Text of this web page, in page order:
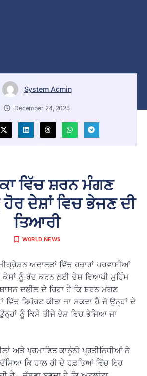
System Admin
December 24, 2025
ਵਿੱਚ ਸ਼ਰਨ ਮੰਗਣ
ਦੇਸ਼ਾਂ ਵਿਚ ਭੇਜਣ ਦੀ
ਤਿਆਰੀ
WORLD NEWS
ਅਦਾਲਤਾਂ ਵਿੱਚ ਹਜ਼ਾਰਾਂ ਪਰਵਾਸੀਆਂ
ਨੂੰ ਰੱਦ ਕਰਨ ਲਈ ਦੇਸ਼ ਵਿਆਪੀ ਮੁਹਿੰਮ
ਦਲੀਲ ਦੇ ਰਿਹਾ ਹੈ ਕਿ ਸ਼ਰਨ ਮੰਗਣ
ਵਿੱਚ ਡਿਪੋਰਟ ਕੀਤਾ ਜਾ ਸਕਦਾ ਹੈ ਜੋ ਉਨ੍ਹਾਂ ਦੇ
ਨੂੰ ਕਿਸੇ ਤੀਜੇ ਦੇਸ਼ ਵਿਚ ਭੇਜਿਆ ਜਾ
ਅਤੇ ਪ੍ਰਮਾਣਿਤ ਕਾਨੂੰਨੀ ਪ੍ਰਤੀਨਿਧੀਆਂ ਨੇ
ਕਿ ਹਾਲ ਹੀ ਦੇ ਹਫ਼ਤਿਆਂ ਵਿੱਚ ਇਹ